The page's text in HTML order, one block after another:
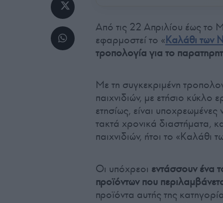
Από τις 22 Απριλίου έως το
εφαρμοστεί το «Καλάθι των
τροπολογία για το
Με τη συγκεκριμένη
παιχνιδιών, με ετήσιο
ετησίως, είναι
τακτά χρονικά διαστήματα,
παιχνιδιών, ήτοι το «Καλάθι
Οι υπόχρεοι εντάσσουν ένα
προϊόντων που
προϊόντα αυτής της